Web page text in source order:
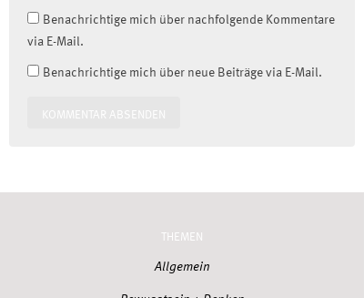
Benachrichtige mich über nachfolgende Kommentare
via E-Mail.
Benachrichtige mich über neue Beiträge via E-Mail.
THEMEN
Allgemein